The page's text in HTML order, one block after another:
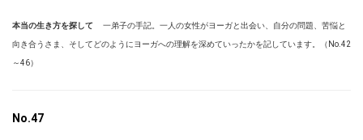
本当の生き方を探して 一弟子の手記。一人の女性がヨーガと出会い、自分の問題、苦悩と
向き合うさま、そしてどのようにヨーガへの理解を深めていったかを記しています。（No.42
～46）
No.47